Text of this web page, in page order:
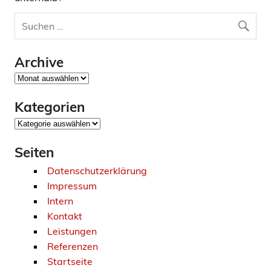
Archive
Archive
Kategorien
Kategorien
Seiten
Datenschutzerklärung
Impressum
Intern
Kontakt
Leistungen
Referenzen
Startseite